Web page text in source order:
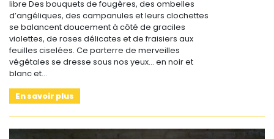
libre Des bouquets de fougères, des ombelles
d’angéliques, des campanules et leurs clochettes
se balancent doucement à côté de graciles
violettes, de roses délicates et de fraisiers aux
feuilles ciselées. Ce parterre de merveilles
végétales se dresse sous nos yeux… en noir et
blanc et…
En savoir plus